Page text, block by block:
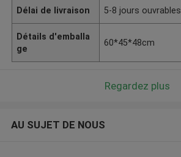
Délai de livraison 5-8 jours ouvrables
Détails d'emballa
ge
60*45*48cm
Regardez plus
AU SUJET DE NOUS